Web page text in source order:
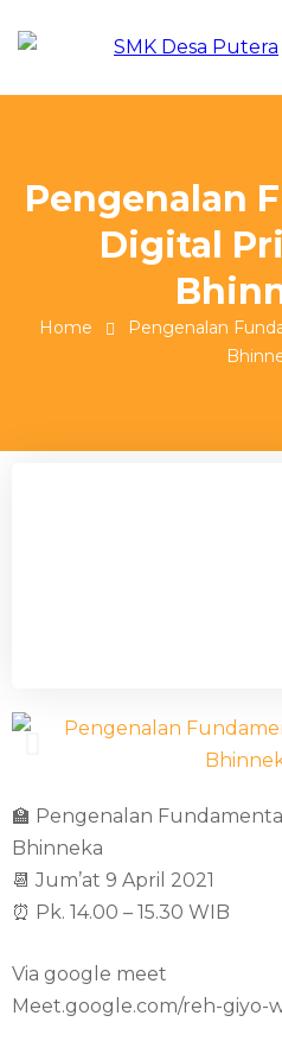
Pengenalan
Digital
Home
Pengenalan
🏫 Pengenalan
Bhinneka
📆 Jum’at 9 April 2021
⏰ Pk. 14.00 – 15.30 WIB
Via google meet
Meet.google.com/reh-giyo-